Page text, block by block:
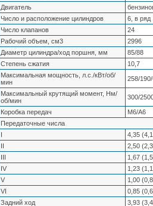
Двигатель
Число и расположение цилиндров
6, в ряд
Число клапанов
24
Рабочий объем, см3
2996
Диаметр цилиндра/ход поршня, мм
85/88
Степень сжатия
10,7
Максимальная мощность, л.с./кВт/об/
мин
258/
Максимальный крутящий момент, Нм/
об/мин
300/
Коробка передач
М6/А6
Передаточные числа
I
4,35
II
2,50
III
1,67
IV
1,23
V
1,00
VI
0,85
Задний ход
3,93